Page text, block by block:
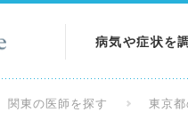
病気や症状を
関東の医師を探す 東京